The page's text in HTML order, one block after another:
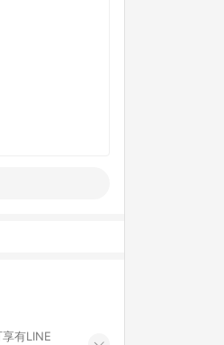
有LINE